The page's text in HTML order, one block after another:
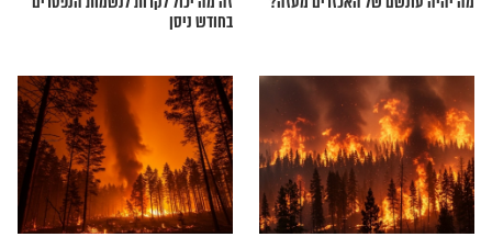
להצלחת עם ישראל במלחמה